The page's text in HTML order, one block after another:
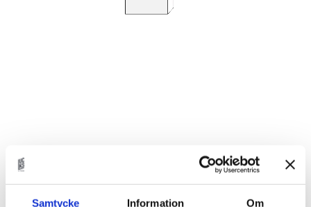
Samtycke Information Om
1 558